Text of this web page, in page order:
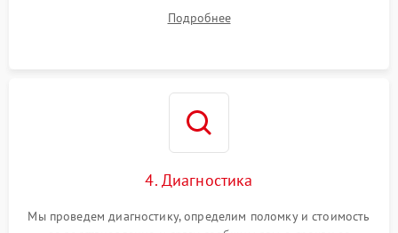
Подробнее
4. Диагностика
Мы проведем диагностику, определим поломку и стоимость